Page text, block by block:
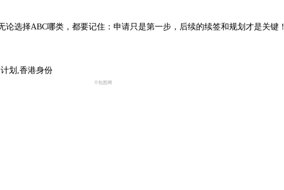
择ABC哪类，都要记住：申请只是第一步，后续的续签和规划才是关键！
网